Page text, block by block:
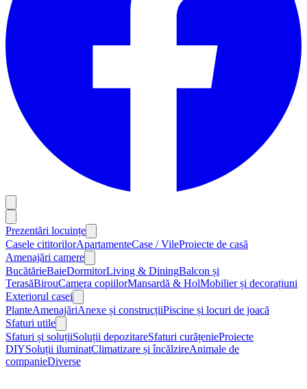
Prezentări locuințe
Casele cititorilorApartamenteCase / VileProiecte de casă
Amenajări camere
BucătărieBaieDormitorLiving & DiningBalcon și
TerasăBirouCamera copiilorMansardă & HolMobilier și decorațiuni
Exteriorul casei
PlanteAmenajăriAnexe și construcțiiPiscine și locuri de joacă
Sfaturi utile
Sfaturi și soluțiiSoluții depozitareSfaturi curățenieProiecte
DIYSoluții iluminatClimatizare și încălzireAnimale de
companieDiverse